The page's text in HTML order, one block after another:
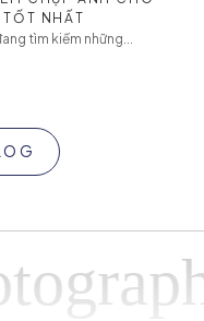
NHẤT
tìm kiếm những...